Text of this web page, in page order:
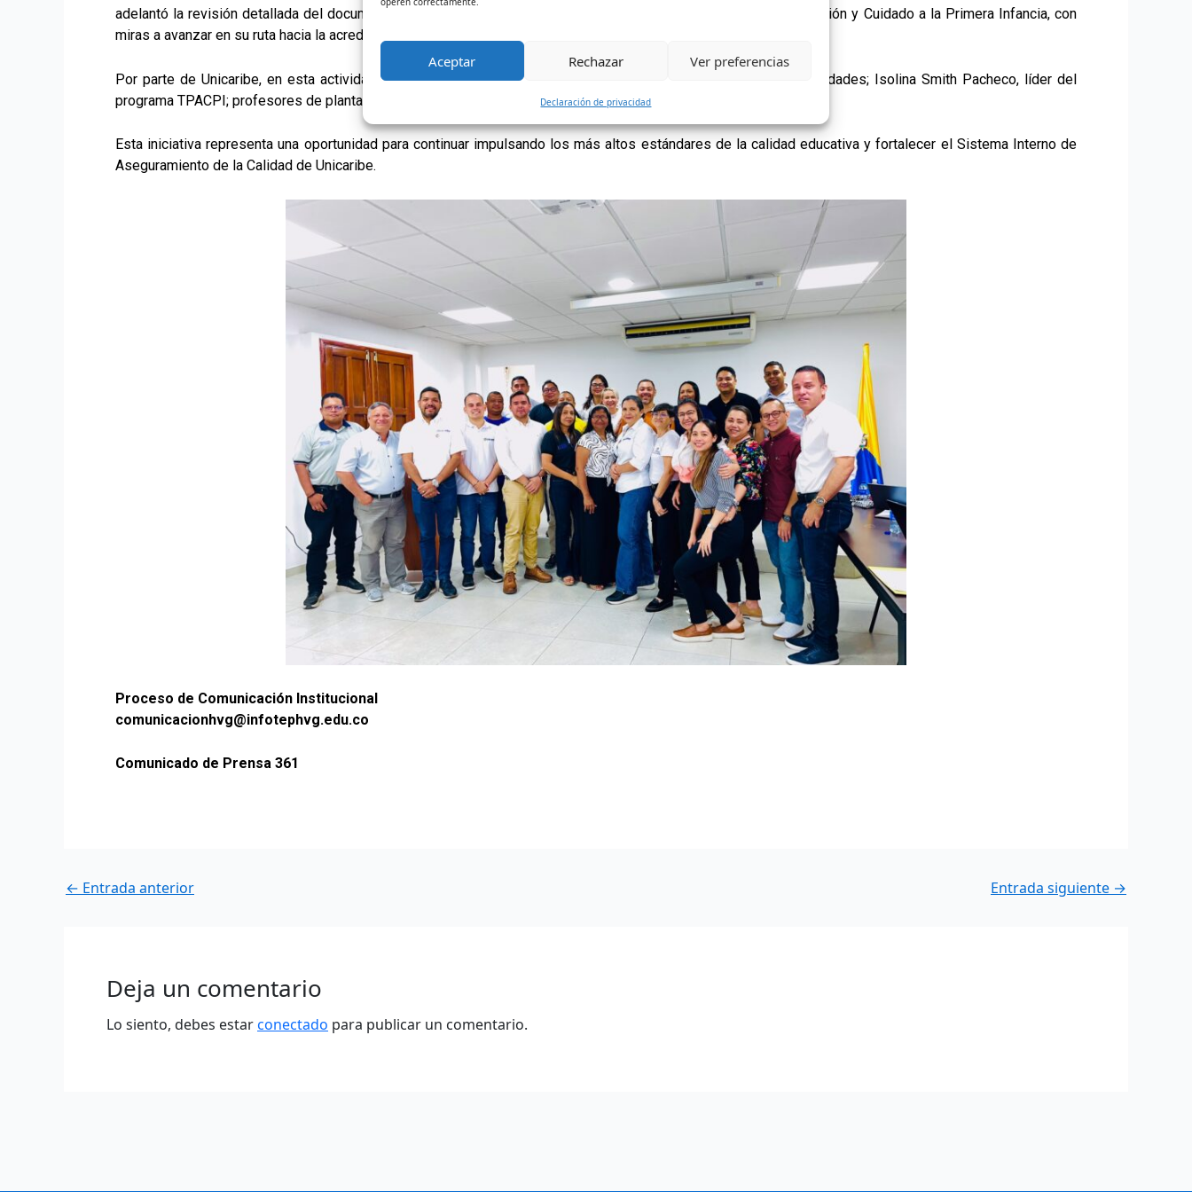
Aceptar Rechazar Ver preferencias
Declaración de privacidad
adelantó la revisión detallada del documento de condiciones iniciales del programa Técnica Profesional en Atención y Cuidado a la Primera Infancia, con
miras a avanzar en su ruta hacia la acreditación de alta calidad.
Por parte de Unicaribe, en esta actividad estuvieron Mildred Ospina Pacheco, decana de la Facultad de Humanidades; Isolina Smith Pacheco, líder del
programa TPACPI; profesores de planta y otros delegados de la institución.
Esta iniciativa representa una oportunidad para continuar impulsando los más altos estándares de la calidad educativa y fortalecer el Sistema Interno de
Aseguramiento de la Calidad de Unicaribe.
Proceso de Comunicación Institucional
comunicacionhvg@infotephvg.edu.co
Comunicado de Prensa 361
← Entrada anterior Entrada siguiente →
Deja un comentario
Lo siento, debes estarconectado para publicar un comentario.